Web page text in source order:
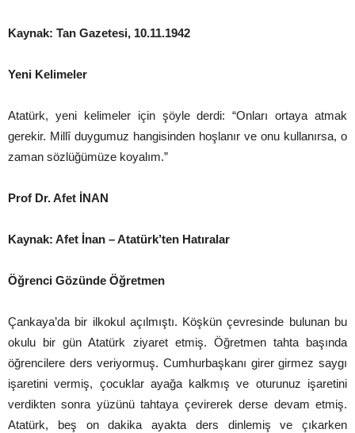
Kaynak: Tan Gazetesi, 10.11.1942
Yeni Kelimeler
Atatürk, yeni kelimeler için şöyle derdi: “Onları ortaya atmak
gerekir. Millî duygumuz hangisinden hoşlanır ve onu kullanırsa, o
zaman sözlüğümüze koyalım.”
Prof Dr. Afet İNAN
Kaynak: Afet İnan – Atatürk’ten Hatıralar
Öğrenci Gözünde Öğretmen
Çankaya’da bir ilkokul açılmıştı. Köşkün çevresinde bulunan bu
okulu bir gün Atatürk ziyaret etmiş. Öğretmen tahta başında
öğrencilere ders veriyormuş. Cumhurbaşkanı girer girmez saygı
işaretini vermiş, çocuklar ayağa kalkmış ve oturunuz işaretini
verdikten sonra yüzünü tahtaya çevirerek derse devam etmiş.
Atatürk, beş on dakika ayakta ders dinlemiş ve çıkarken